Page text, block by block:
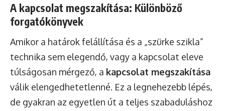
A kapcsolat megszakítása: Különböző
forgatókönyvek
Amikor a határok felállítása és a „szürke szikla”
technika sem elegendő, vagy a kapcsolat eleve
túlságosan mérgező, a kapcsolat megszakítása
válik elengedhetetlenné. Ez a legnehezebb lépés,
de gyakran az egyetlen út a teljes szabaduláshoz